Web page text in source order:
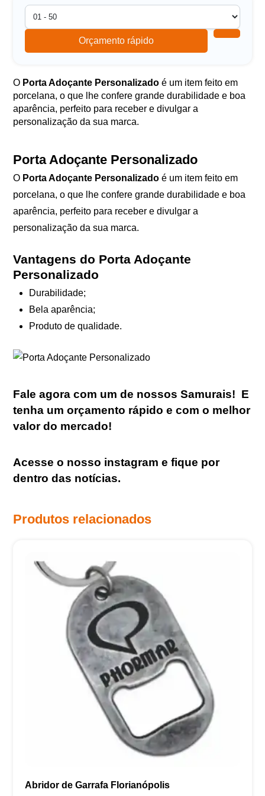
Orçamento rápido
O Porta Adoçante Personalizadoé um item feito em
porcelana, o que lhe confere grande durabilidade e boa
aparência, perfeito para receber e divulgar a
personalização da sua marca.
Porta Adoçante Personalizado
O Porta Adoçante Personalizadoé um item feito em
porcelana, o que lhe confere grande durabilidade e boa
aparência, perfeito para receber e divulgar a
personalização da sua marca.
Vantagens do Porta Adoçante
Personalizado
Durabilidade;
Bela aparência;
Produto de qualidade.
Fale agora com um de nossos Samurais! E
tenha um orçamento rápido e com o melhor
valor do mercado!
Acesse o nosso instagram e fique por
dentro das notícias.
Produtos relacionados
Abridor de Garrafa Florianópolis